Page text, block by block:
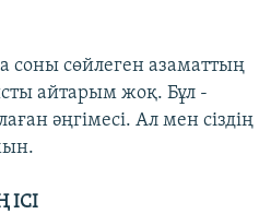
соны сөйлеген азаматтың
айтарым жоқ. Бұл -
әңгімесі. Ал мен сіздің